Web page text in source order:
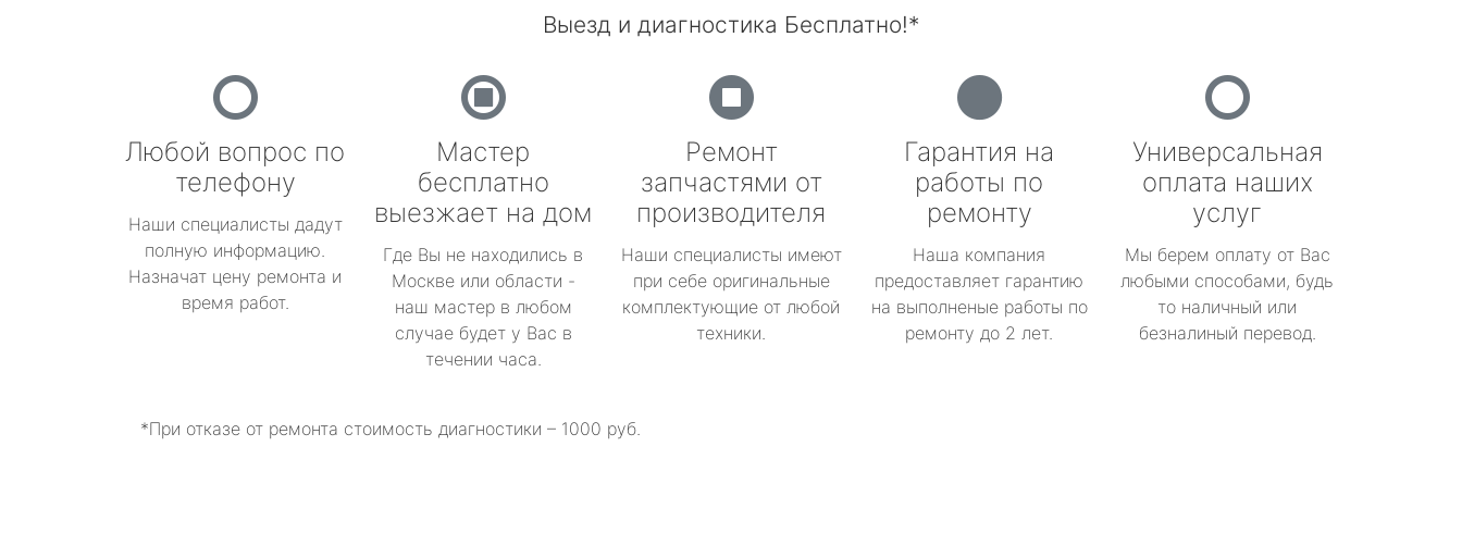
Выезд и диагностика Бесплатно!*
Любой вопрос по
телефону
Наши специалисты дадут
полную информацию.
Назначат цену ремонта и
время работ.
Мастер
бесплатно
выезжает на дом
Где Вы не находились в
Москве или области -
наш мастер в любом
случае будет у Вас в
течении часа.
Ремонт
запчастями от
производителя
Наши специалисты имеют
при себе оригинальные
комплектующие от любой
техники.
Гарантия на
работы по
ремонту
Наша компания
предоставляет гарантию
на выполненые работы по
ремонту до 2 лет.
Универсальная
оплата наших
услуг
Мы берем оплату от Вас
любыми способами, будь
то наличный или
безналиный перевод.
*При отказе от ремонта стоимость диагностики – 1000 руб.